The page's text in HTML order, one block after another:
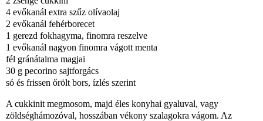
4 evőkanál extra szűz olívaolaj
2 evőkanál fehérborecet
1 gerezd fokhagyma, finomra reszelve
1 evőkanál nagyon finomra vágott menta
fél gránátalma magjai
30 g pecorino sajtforgács
só és frissen őrölt bors, ízlés szerint
A cukkinit megmosom, majd éles konyhai gyaluval, vagy
zöldséghámozóval, hosszában vékony szalagokra vágom. Az